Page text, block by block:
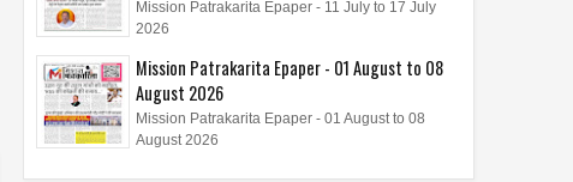
Mission Patrakarita Epaper - 11 July to 17 July
2026
Mission Patrakarita Epaper - 01 August to 08
August 2026
Mission Patrakarita Epaper - 01 August to 08
August 2026